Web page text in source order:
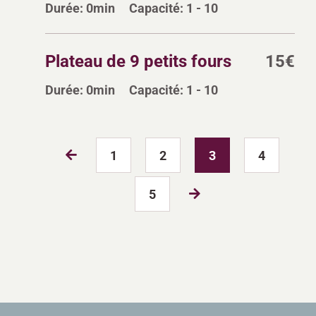
Durée: 0min Capacité: 1 - 10
Plateau de 9 petits fours 15€
Durée: 0min Capacité: 1 - 10
1 2 3 4
5